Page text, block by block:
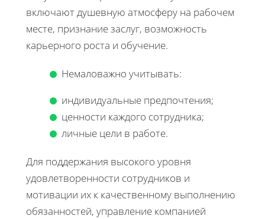
включают душевную атмосферу на рабочем
месте, признание заслуг, возможность
карьерного роста и обучение.
Немаловажно учитывать:
индивидуальные предпочтения;
ценности каждого сотрудника;
личные цели в работе.
Для поддержания высокого уровня
удовлетворенности сотрудников и
мотивации их к качественному выполнению
обязанностей, управление компанией